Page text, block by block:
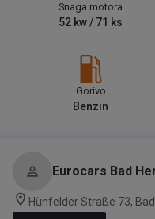
Snaga motora
52 kw / 71 ks
Gorivo
Benzin
Eurocars Bad
Hünfelder Straße 73,